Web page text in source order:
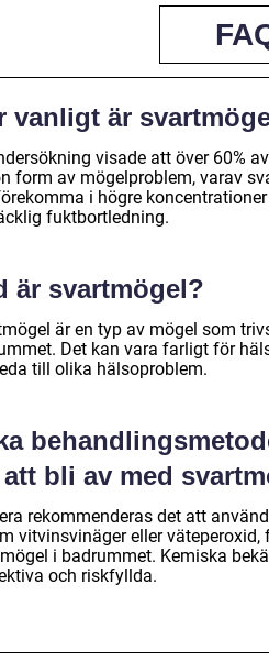
vanligt är
visade att över 60%
form av mögelproblem, varav
i högre
fuktbortledning.
är svartmögel?
är en typ av mögel som
Det kan vara farligt för
till olika hälsoproblem.
bli av med
rekommenderas det att
vitvinsvinäger eller
i badrummet. Kemiska
och riskfyllda.